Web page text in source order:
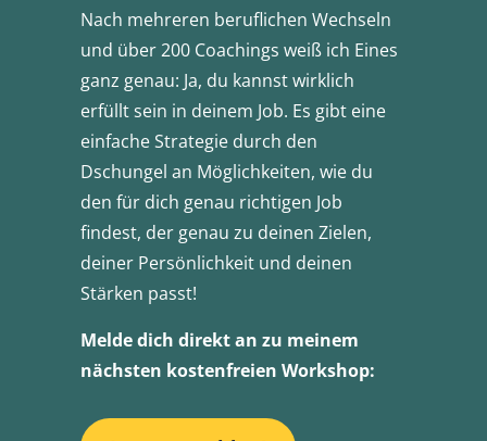
Nach mehreren beruflichen Wechseln
und über 200 Coachings weiß ich Eines
ganz genau: Ja, du kannst wirklich
erfüllt sein in deinem Job. Es gibt eine
einfache Strategie durch den
Dschungel an Möglichkeiten, wie du
den für dich genau richtigen Job
findest, der genau zu deinen Zielen,
deiner Persönlichkeit und deinen
Stärken passt!
Melde dich direkt an zu meinem
nächsten kostenfreien Workshop: